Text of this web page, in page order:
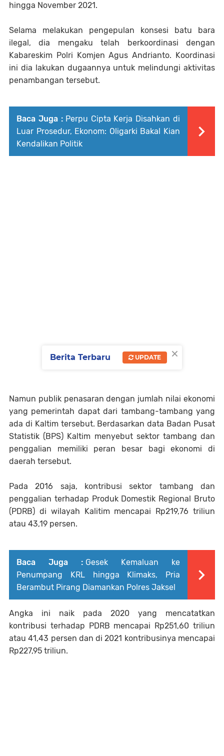
hingga November 2021.
Selama melakukan pengepulan konsesi batu bara
ilegal, dia mengaku telah berkoordinasi dengan
Kabareskim Polri Komjen Agus Andrianto. Koordinasi
ini dia lakukan dugaannya untuk melindungi aktivitas
penambangan tersebut.
Baca Juga : Perpu Cipta Kerja Disahkan di
Luar Prosedur, Ekonom: Oligarki Bakal Kian
Kendalikan Politik
Namun publik penasaran dengan jumlah nilai ekonomi
yang pemerintah dapat dari tambang-tambang yang
ada di Kaltim tersebut. Berdasarkan data Badan Pusat
Statistik (BPS) Kaltim menyebut sektor tambang dan
penggalian memiliki peran besar bagi ekonomi di
daerah tersebut.
Pada 2016 saja, kontribusi sektor tambang dan
penggalian terhadap Produk Domestik Regional Bruto
(PDRB) di wilayah Kalitim mencapai Rp219,76 triliun
atau 43,19 persen.
Baca Juga : Gesek Kemaluan ke
Penumpang KRL hingga Klimaks, Pria
Berambut Pirang Diamankan Polres Jaksel
Angka ini naik pada 2020 yang mencatatkan
kontribusi terhadap PDRB mencapai Rp251,60 triliun
atau 41,43 persen dan di 2021 kontribusinya mencapai
Rp227,95 triliun.
×
Berita Terbaru UPDATE